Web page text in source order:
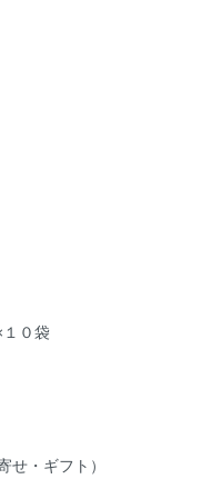
０袋
せ・ギフト）